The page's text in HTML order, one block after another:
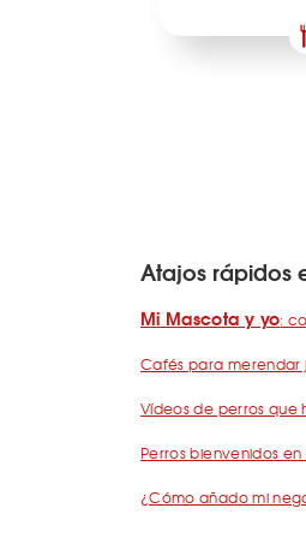
Atajos rápidos
Mi Mascota y yo:
Cafés para merendar
Vídeos de perros que
Perros bienvenidos
¿Cómo añado mi